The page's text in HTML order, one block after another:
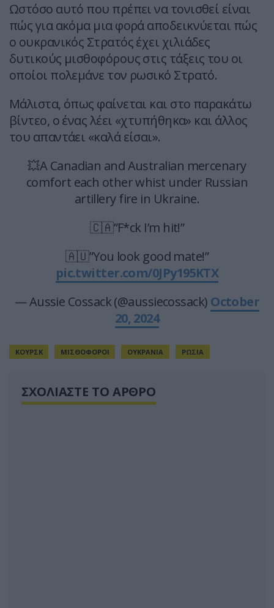
Ωστόσο αυτό που πρέπει να τονισθεί είναι
πώς για ακόμα μια φορά αποδεικνύεται πώς
ο ουκρανικός Στρατός έχει χιλιάδες
δυτικούς μισθοφόρους στις τάξεις του οι
οποίοι πολεμάνε τον ρωσικό Στρατό.
Μάλιστα, όπως φαίνεται και στο παρακάτω
βίντεο, ο ένας λέει «χτυπήθηκα» και άλλος
του απαντάει «καλά είσαι».
💥A Canadian and Australian mercenary
comfort each other whist under Russian
artillery fire in Ukraine.
🇨🇦”F*ck I’m hit!”
🇦🇺”You look good mate!”
pic.twitter.com/0JPy195KTX
— Aussie Cossack (@aussiecossack) October
20, 2024
ΚΟΥΡΣΚ ΜΙΣΘΟΦΟΡΟΙ ΟΥΚΡΑΝΙΑ ΡΩΣΙΑ
ΣΧΟΛΙΑΣΤΕ ΤΟ ΑΡΘΡΟ